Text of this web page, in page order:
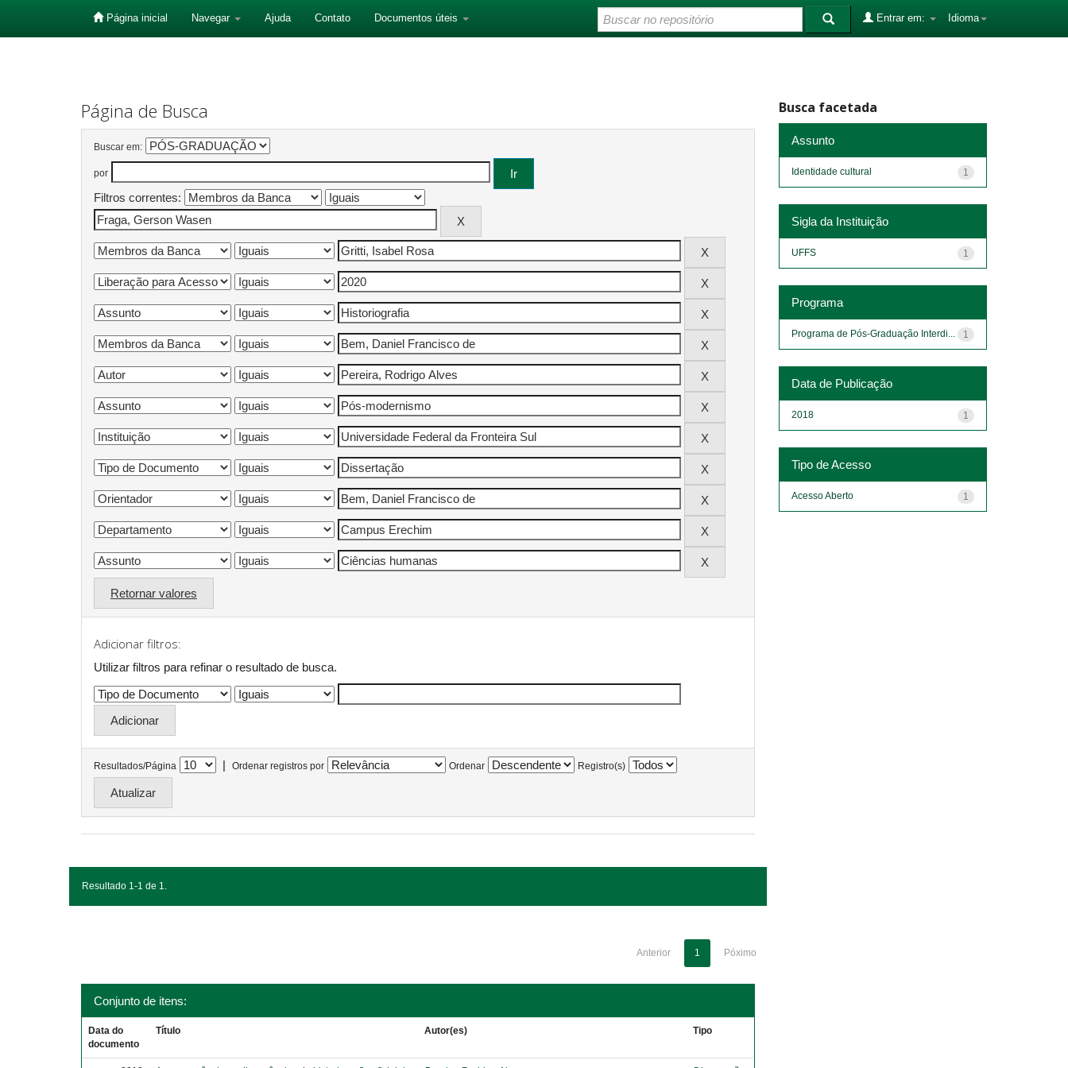
Página inicial Navegar Ajuda Contato Documentos úteis Idioma
Entrar em:
Página de Busca
Buscar em:
por
Filtros correntes:
Retornar valores
Adicionar filtros:
Utilizar filtros para refinar o resultado de busca.
Resultados/Página | Ordenar registros por Ordenar Registro(s)
Resultado 1-1 de 1.
Anterior 1 Póximo
Conjunto de itens:
Data do
documento
Título Autor(es) Tipo
Busca facetada
Assunto
1
Identidade cultural
Sigla da Instituição
1
UFFS
Programa
1
Programa de Pós-Graduação Interdi...
Data de Publicação
1
2018
Tipo de Acesso
1
Acesso Aberto